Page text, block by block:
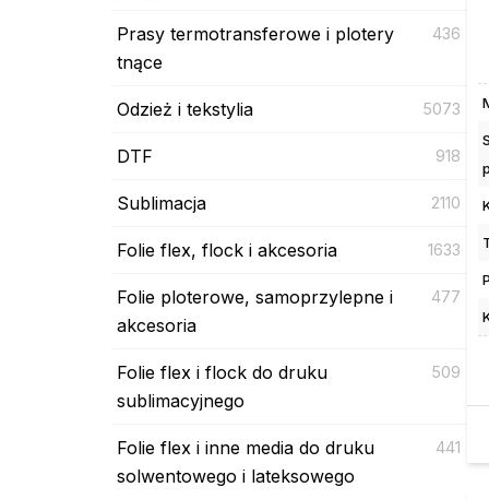
Prasy termotransferowe i plotery
tnące
436
Odzież i tekstylia 5073
DTF 918
Sublimacja 2110
Folie flex, flock i akcesoria 1633
Folie ploterowe, samoprzylepne i
akcesoria
477
Folie flex i flock do druku
sublimacyjnego
509
Folie flex i inne media do druku
solwentowego i lateksowego
441